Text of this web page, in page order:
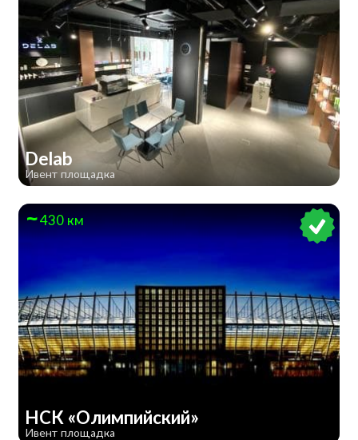
Delab
Ивент площадка
430 км
НСК «Олимпийский»
Ивент площадка